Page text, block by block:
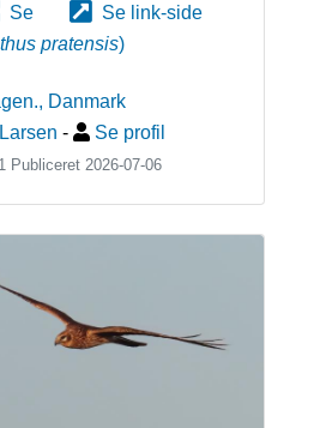
Se
Se link-side
pratensis)
, Danmark
- Se profil
Publiceret 2026-07-06